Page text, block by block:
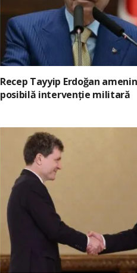
Recep Tayyip Erdoğan
posibilă intervenție militară